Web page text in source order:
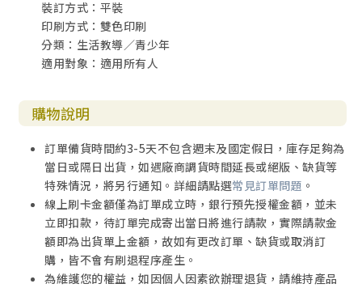
裝訂方式：平裝
印刷方式：雙色印刷
分類：生活教導／青少年
適用對象：適用所有人
購物說明
訂單備貨時間約3-5天不包含週末及國定假日，庫存足夠為
當日或隔日出貨，如遇廠商調貨時間延長或絕版、缺貨等
特殊情況，將另行通知。詳細請點選常見訂單問題 。
線上刷卡金額僅為訂單成立時，銀行預先授權金額，並未
立即扣款，待訂單完成寄出當日將進行請款，實際請款金
額即為出貨單上金額，故如有更改訂單、缺貨或取消訂
購，皆不會有刷退程序產生。
為維護您的權益，如因個人因素欲辦理退貨，請維持產品